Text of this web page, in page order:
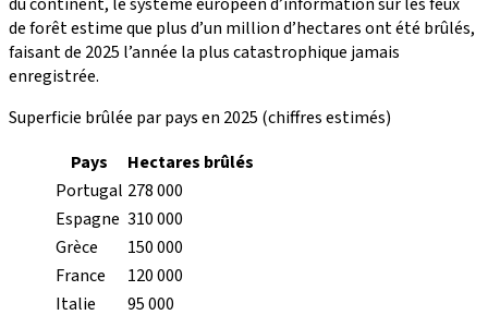
du continent, le système européen d’information sur les feux
de forêt estime que plus d’un million d’hectares ont été brûlés,
faisant de 2025 l’année la plus catastrophique jamais
enregistrée.
Superficie brûlée par pays en 2025 (chiffres estimés)
Pays
Hectares brûlés
Portugal 278 000
Espagne 310 000
Grèce
150 000
France
120 000
Italie
95 000